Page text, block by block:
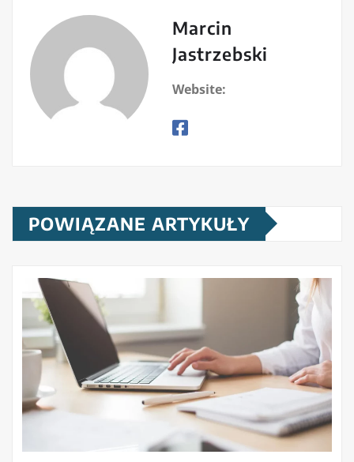
Marcin
Jastrzebski
Website:
POWIĄZANE ARTYKUŁY